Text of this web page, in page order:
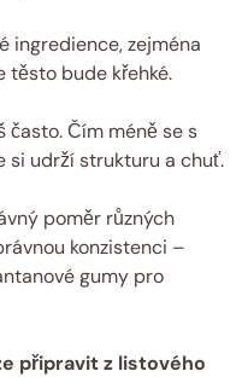
ingredience, zejména
těsto bude křehké.
Čím méně se s
si udrží strukturu a chuť.
poměr různých
konzistenci –
gumy pro
připravit z listového